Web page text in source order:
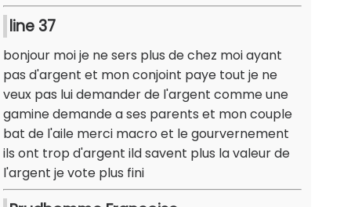
line 37
bonjour moi je ne sers plus de chez moi ayant
pas d'argent et mon conjoint paye tout je ne
veux pas lui demander de l'argent comme une
gamine demande a ses parents et mon couple
bat de l'aile merci macro et le gourvernement
ils ont trop d'argent ild savent plus la valeur de
l'argent je vote plus fini